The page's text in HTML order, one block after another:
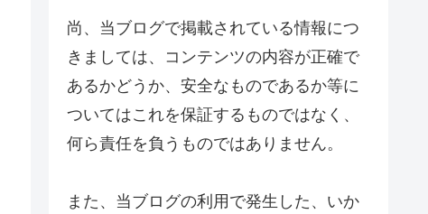
尚、当ブログで掲載されている情報につ
きましては、コンテンツの内容が正確で
あるかどうか、安全なものであるか等に
ついてはこれを保証するものではなく、
何ら責任を負うものではありません。
また、当ブログの利用で発生した、いか